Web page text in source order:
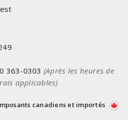
363-0303 (Après les heures de
applicables)
canadiens et importés